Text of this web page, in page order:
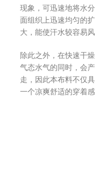
现象，可迅速地将水
面组织上迅速均匀的
大，能使汗水较容易
除此之外，在快速干
气态水气的同时，会
走，因此本布料不仅
一个凉爽舒适的穿着感